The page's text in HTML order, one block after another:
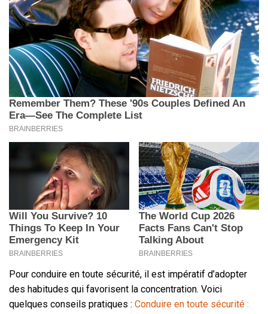
Pour conduire en toute sécurité, il est impératif d’adopter
des habitudes qui favorisent la concentration. Voici
quelques conseils pratiques : Conduire en toute sécurité :